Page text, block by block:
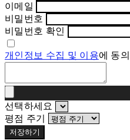
이메일
비밀번호
비밀번호 확인
개인정보 수집 및 이용에 동
선택하세요
평점 주기
저장하기